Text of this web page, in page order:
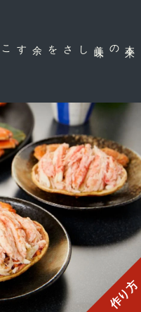
作り方
しさを